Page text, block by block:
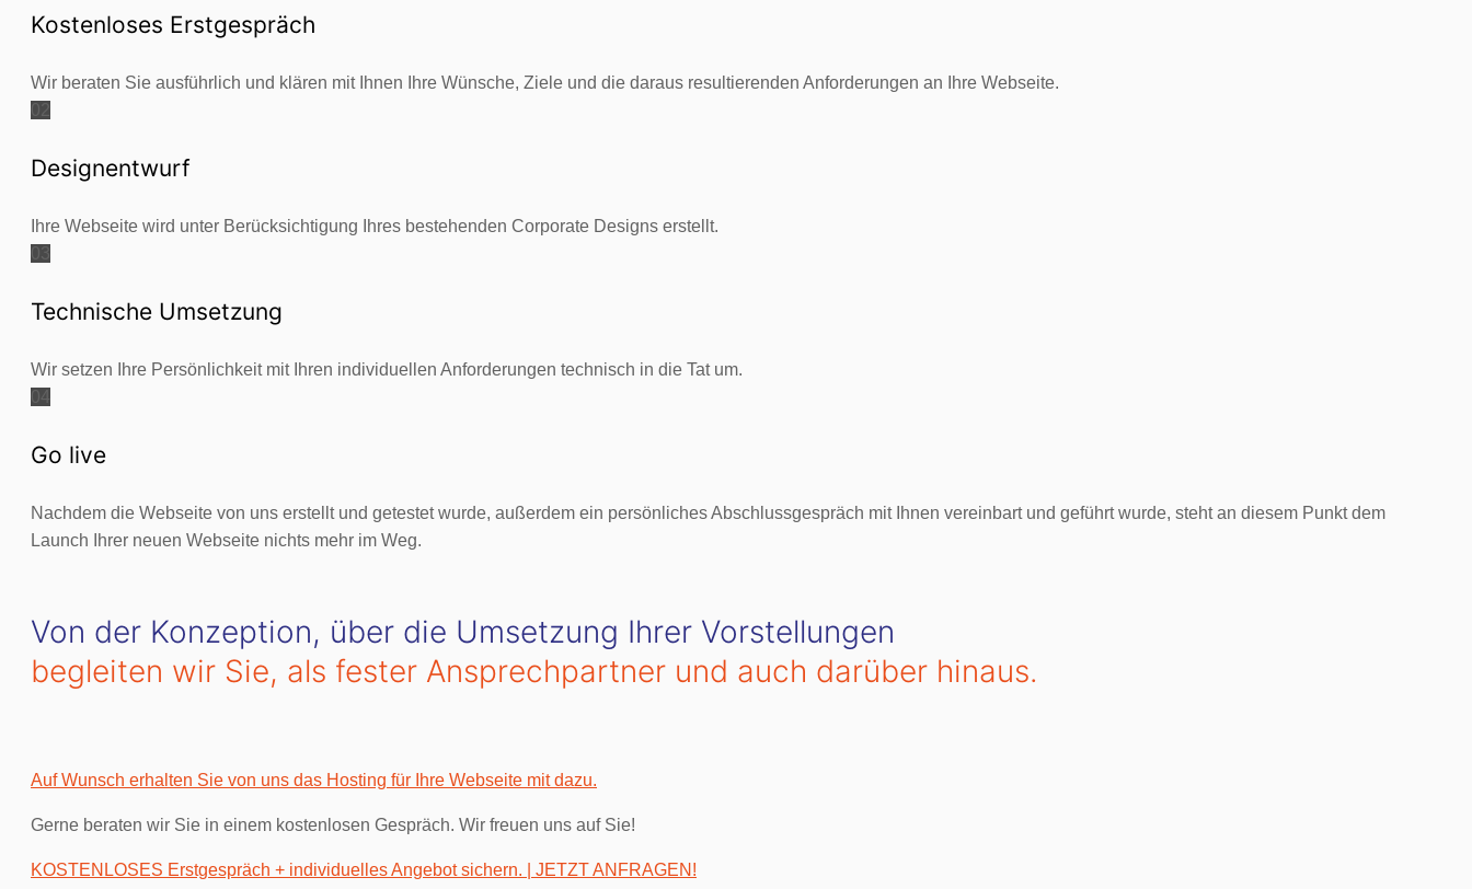
Kostenloses Erstgespräch
Wir beraten Sie ausführlich und klären mit Ihnen Ihre Wünsche, Ziele und die daraus resultierenden Anforderungen an Ihre Webseite.
02
Designentwurf
Ihre Webseite wird unter Berücksichtigung Ihres bestehenden Corporate Designs erstellt.
03
Technische Umsetzung
Wir setzen Ihre Persönlichkeit mit Ihren individuellen Anforderungen technisch in die Tat um.
04
Go live
Nachdem die Webseite von uns erstellt und getestet wurde, außerdem ein persönliches Abschlussgespräch mit Ihnen vereinbart und geführt wurde, steht an diesem Punkt dem
Launch Ihrer neuen Webseite nichts mehr im Weg.
Von der Konzeption, über die Umsetzung Ihrer Vorstellungen
begleiten wir Sie, als fester Ansprechpartner und auch darüber hinaus.
Auf Wunsch erhalten Sie von uns das Hosting für Ihre Webseite mit dazu.
Gerne beraten wir Sie in einem kostenlosen Gespräch. Wir freuen uns auf Sie!
KOSTENLOSES Erstgespräch + individuelles Angebot sichern. | JETZT ANFRAGEN!